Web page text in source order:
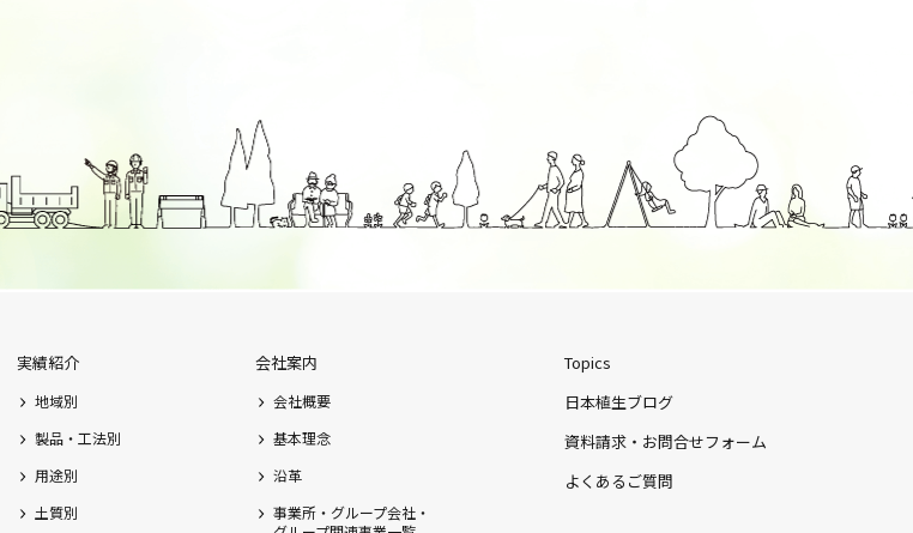
実績紹介
地域別
製品・工法別
用途別
土質別
会社案内
会社概要
基本理念
沿革
事業所・グループ会社・
Topics
日本植生ブログ
資料請求・お問合せフォーム
よくあるご質問